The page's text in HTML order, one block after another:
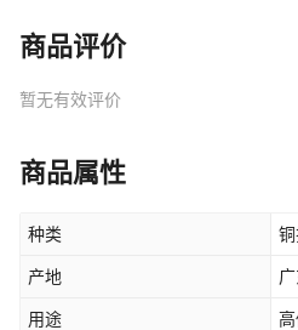
商品评价
暂无有效评价
商品属性
种类
产地
用途